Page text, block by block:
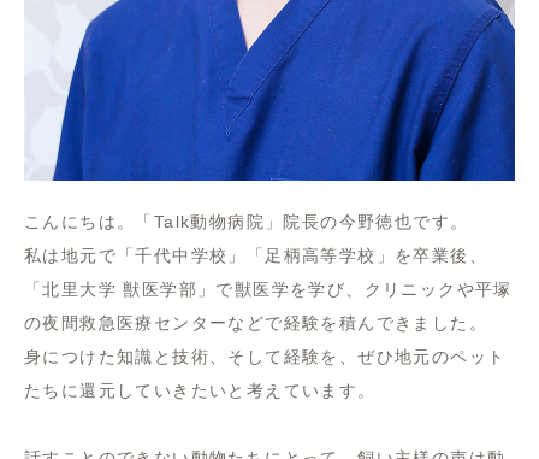
こんにちは。「Talk動物病院」院長の今野徳也です。
私は地元で「千代中学校」「足柄高等学校」を卒業後、
「北里大学 獣医学部」で獣医学を学び、クリニックや平塚
の夜間救急医療センターなどで経験を積んできました。
身につけた知識と技術、そして経験を、ぜひ地元のペット
たちに還元していきたいと考えています。